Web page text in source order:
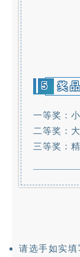
5 奖
一等奖：
二等奖：
三等奖：
请选手如实